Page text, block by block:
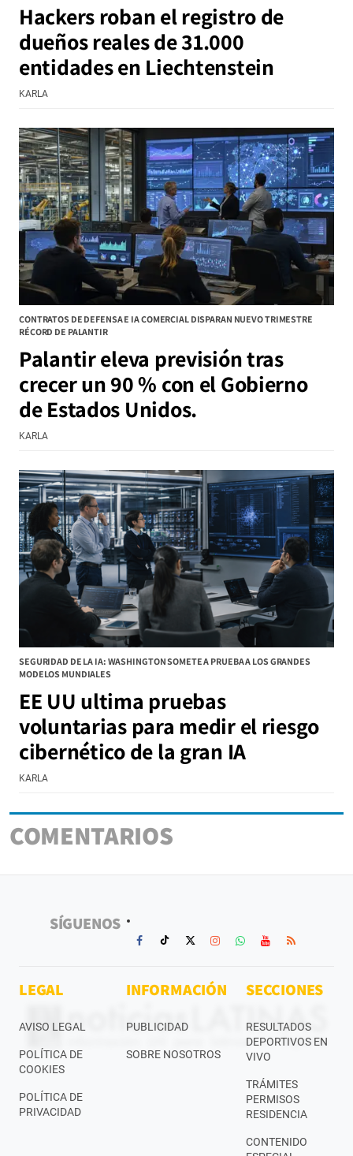
Hackers roban el registro de
dueños reales de 31.000
entidades en Liechtenstein
KARLA
CONTRATOS DE DEFENSA E IA COMERCIAL DISPARAN NUEVO TRIMESTRE
RÉCORD DE PALANTIR
Palantir eleva previsión tras
crecer un 90 % con el Gobierno
de Estados Unidos.
KARLA
SEGURIDAD DE LA IA: WASHINGTON SOMETE A PRUEBA A LOS GRANDES
MODELOS MUNDIALES
EE UU ultima pruebas
voluntarias para medir el riesgo
cibernético de la gran IA
KARLA
COMENTARIOS
SÍGUENOS
LEGAL
AVISO LEGAL
POLÍTICA DE
COOKIES
POLÍTICA DE
PRIVACIDAD
INFORMACIÓN
PUBLICIDAD
SOBRE NOSOTROS
SECCIONES
RESULTADOS
DEPORTIVOS EN
VIVO
TRÁMITES
PERMISOS
RESIDENCIA
CONTENIDO